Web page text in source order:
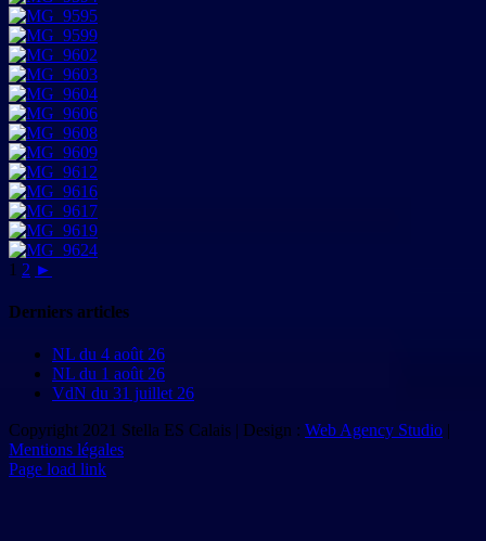
1 2 ►
Derniers articles
NL du 4 août 26
NL du 1 août 26
VdN du 31 juillet 26
Copyright 2021 Stella ES Calais | Design : Web Agency Studio |
Mentions légales
Page load link